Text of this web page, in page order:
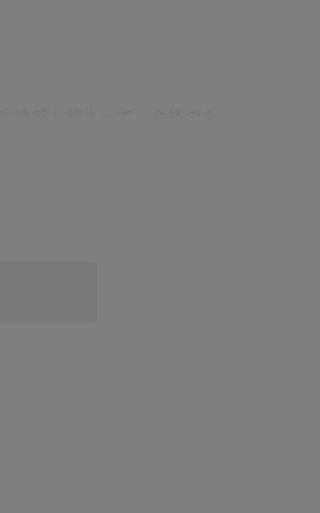
色とか言いますもんね…！